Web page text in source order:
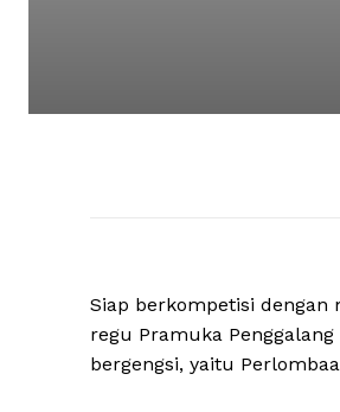
Siap berkompetisi dengan
regu Pramuka
bergengsi, yaitu